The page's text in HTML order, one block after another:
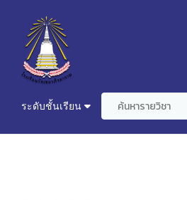
ระดับชั้นเรียน